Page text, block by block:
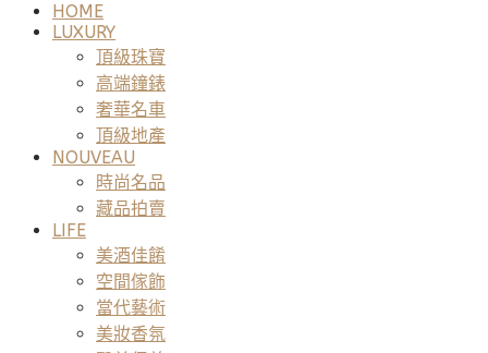
HOME
LUXURY
頂級珠寶
高端鐘錶
奢華名車
頂級地產
NOUVEAU
時尚名品
藏品拍賣
LIFE
美酒佳餚
空間傢飾
當代藝術
美妝香氛